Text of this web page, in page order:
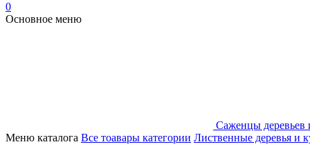
0
Основное меню
Саженцы деревьев
Меню каталога Все тоавары категории Лиственные деревья и